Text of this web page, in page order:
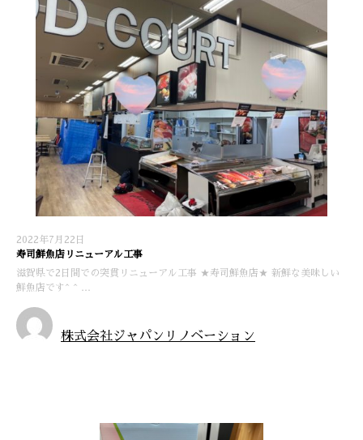
2022年7月22日
寿司鮮魚店リニューアル工事
滋賀県で2日間での突貫リニューアル工事 ★寿司鮮魚店★ 新鮮な美味しい
鮮魚店です^ ^ …
株式会社ジャパンリノベーション